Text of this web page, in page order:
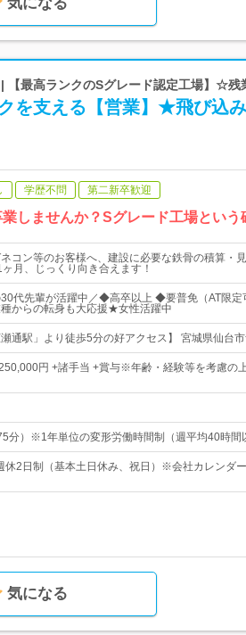
【最高ランクのSグレード認定工場】☆
を支える【営業】★飛び込
学歴不問 第二新卒歓迎
しませんか？Sグレード工場という
ネコン等のお客様へ、建設に必要な鉄骨の積算・
月、じっくり向き合えます！
30代先輩が活躍中／◆高卒以上 ◆要普免（AT限
からの転身も大応援★女性活躍中
瀬通駅」より徒歩5分の好アクセス】 宮城県仙台
円 +諸手当 +賞与※年齢・経験等を考慮の
分）※1年単位の変形労働時間制（週平均40時
休2日制（基本土日休み、祝日）※会社カレンダ
気になる